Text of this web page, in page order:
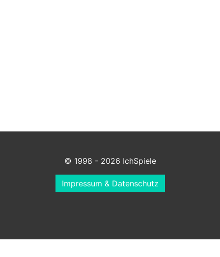
© 1998 - 2026 IchSpiele
Impressum & Datenschutz